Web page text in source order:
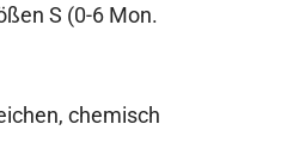
S (0-6 Mon.
chemisch